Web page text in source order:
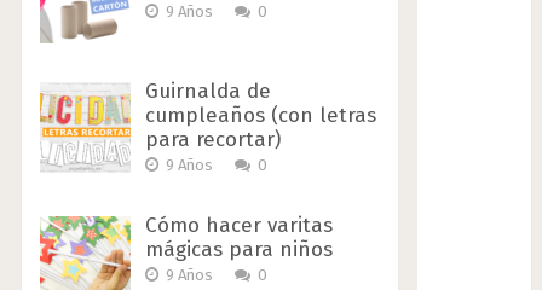
9 Años 0
Guirnalda de
cumpleaños (con letras
para recortar)
9 Años 0
Cómo hacer varitas
mágicas para niños
9 Años 0